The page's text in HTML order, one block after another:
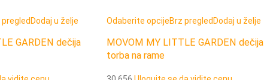
pregled Dodaj u želje
GARDEN dečija
Odaberite opcijeBrz pregled Dodaj u želje
MOVOM MY LITTLE GARDEN dečija
torba na rame